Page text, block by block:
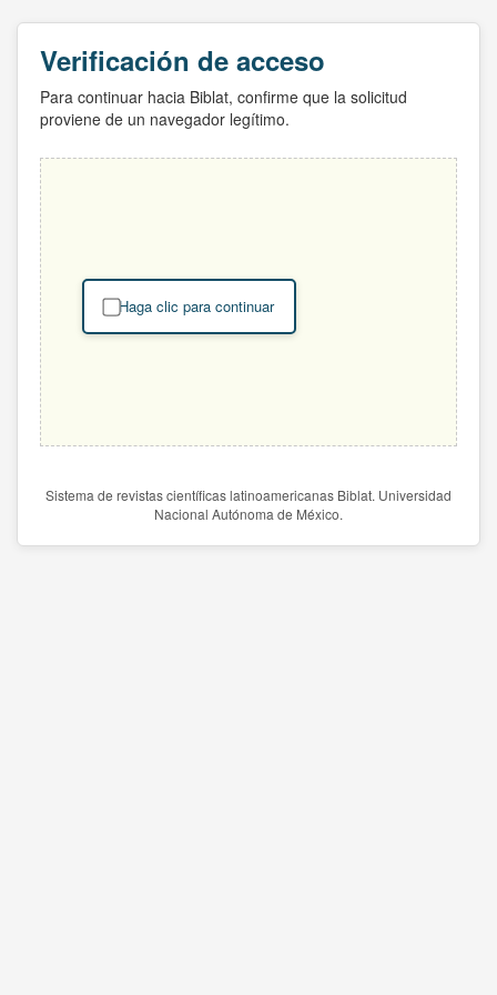
Verificación de acceso
Para continuar hacia Biblat, confirme que la solicitud
proviene de un navegador legítimo.
Haga clic para continuar
Sistema de revistas científicas latinoamericanas Biblat. Universidad
Nacional Autónoma de México.